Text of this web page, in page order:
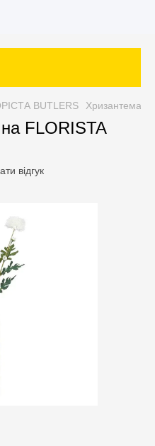
BUTLERS Хризантема
FLORISTA
відгук